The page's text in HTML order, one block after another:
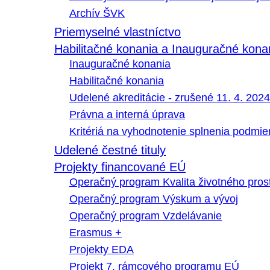
Archív ŠVK
Priemyselné vlastníctvo
Habilitačné konania a Inauguračné
Inauguračné konania
Habilitačné konania
Udelené akreditácie - zrušené 11. 4. 2024
Právna a interná úprava
Kritériá na vyhodnotenie splnenia
Udelené čestné tituly
Projekty financované EÚ
Operačný program Kvalita životného
Operačný program Výskum a vývoj
Operačný program Vzdelávanie
Erasmus +
Projekty EDA
Projekt 7. rámcového programu EÚ